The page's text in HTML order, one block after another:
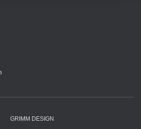
GRIMM DESIGN